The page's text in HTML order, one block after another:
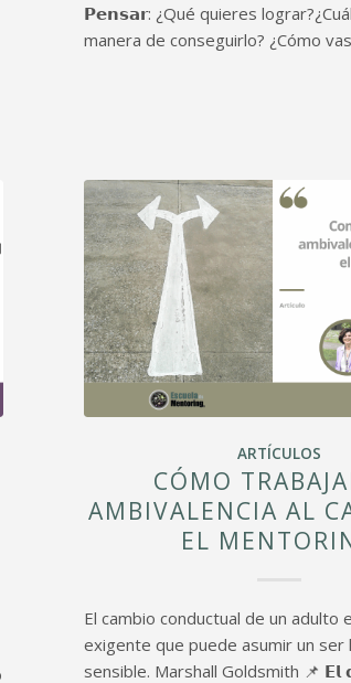
𝗣𝗲𝗻𝘀𝗮𝗿: ¿Qué quieres
manera de conseguirlo? ¿Cómo
ARTÍCULOS
CÓMO
AMBIVALENCIA AL
EL
El cambio conductual de un adulto
exigente que puede asumir un ser
sensible. Marshall Goldsmith 📌